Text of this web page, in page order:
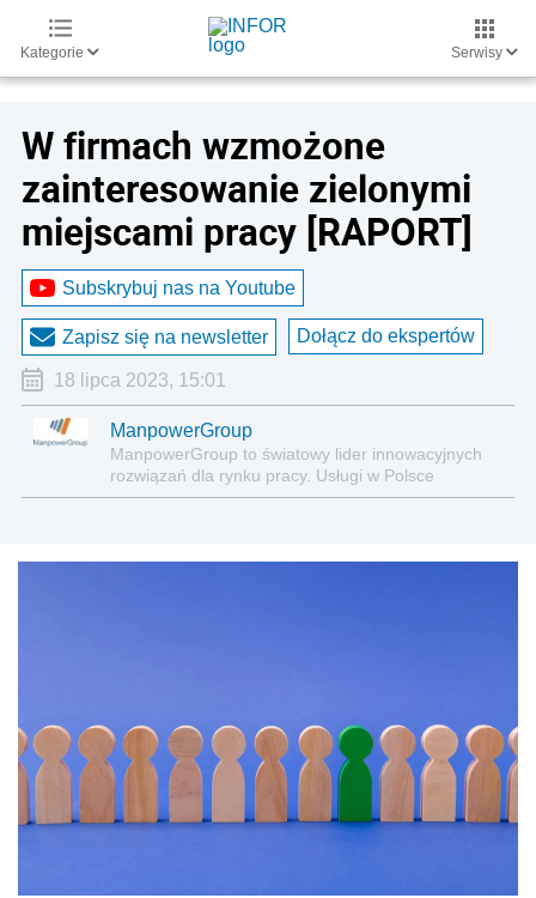
Kategorie Serwisy
W firmach wzmożone
zainteresowanie zielonymi
miejscami pracy [RAPORT]
Subskrybuj nas na Youtube
Zapisz się na newsletter Dołącz do ekspertów
18 lipca 2023, 15:01
ManpowerGroup
ManpowerGroup to światowy lider innowacyjnych
rozwiązań dla rynku pracy. Usługi w Polsce
obejmują pracę tymczasową, rekrutację stałą i
personalne, zarządzanie karierą i outplacement.